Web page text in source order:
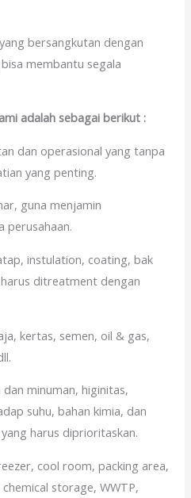
bersangkutan dengan
membantu segala
adalah sebagai berikut :
dan operasional yang tanpa
yang penting.
guna menjamin
perusahaan.
instulation, coating, bak
ditreatment dengan
kertas, semen, oil & gas,
minuman, higinitas,
suhu, bahan kimia, dan
harus diprioritaskan.
cool room, packing area,
storage, WWTP,